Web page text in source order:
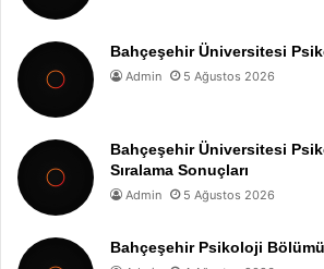
Bahçeşehir Üniversitesi
Admin 5 Ağustos 2026
Bahçeşehir Üniversitesi
Sıralama Sonuçları
Admin 5 Ağustos 2026
Bahçeşehir Psikoloji Bölümü